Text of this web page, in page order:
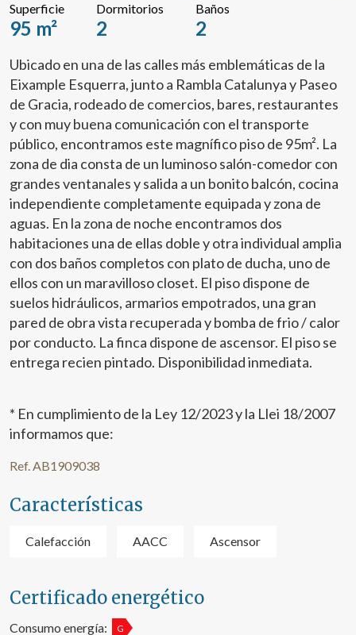
Superficie
95 m²
Dormitorios
2
Baños
2
Ubicado en una de las calles más emblemáticas de la
Eixample Esquerra, junto a Rambla Catalunya y Paseo
de Gracia, rodeado de comercios, bares, restaurantes
y con muy buena comunicación con el transporte
público, encontramos este magnífico piso de 95m². La
zona de dia consta de un luminoso salón-comedor con
grandes ventanales y salida a un bonito balcón, cocina
independiente completamente equipada y zona de
aguas. En la zona de noche encontramos dos
habitaciones una de ellas doble y otra individual amplia
con dos baños completos con plato de ducha, uno de
ellos con un maravilloso closet. El piso dispone de
suelos hidráulicos, armarios empotrados, una gran
pared de obra vista recuperada y bomba de frio / calor
por conducto. La finca dispone de ascensor. El piso se
entrega recien pintado. Disponibilidad inmediata.
* En cumplimiento de la Ley 12/2023 y la Llei 18/2007
informamos que:
Ref. AB1909038
Características
Calefacción AACC Ascensor
Certificado energético
Consumo energía: G